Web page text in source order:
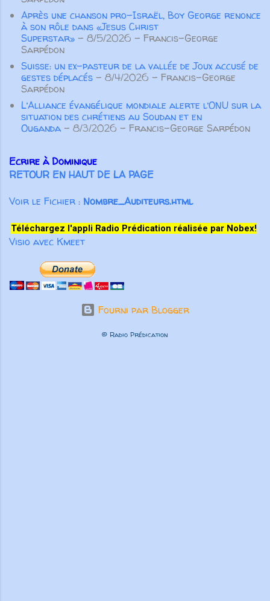
Après une chanson pro-Israël, Boy George renonce
à son rôle dans «Jesus Christ
Superstar» - 8/5/2026 - Francis-George
Sarpédon
Suisse: un ex-pasteur de la vallée de Joux accusé de
gestes déplacés - 8/4/2026 - Francis-George
Sarpédon
L’Alliance évangélique mondiale alerte l’ONU sur la
situation des chrétiens au Soudan et en
Ouganda - 8/3/2026 - Francis-George Sarpédon
Ecrire à Dominique
RETOUR EN HAUT DE LA PAGE
Voir le Fichier : Nombre_Auditeurs.html
Téléchargez l'appli Radio Prédication réalisée par Nobex!
Visio avec Kmeet
Fourni par Blogger
© Radio Prédication